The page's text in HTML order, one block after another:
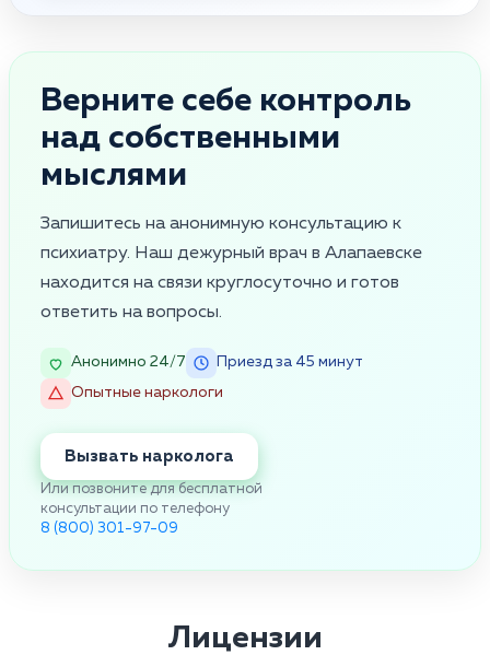
Верните себе контроль
над собственными
мыслями
Запишитесь на анонимную консультацию к
психиатру. Наш дежурный врач в Алапаевске
находится на связи круглосуточно и готов
ответить на вопросы.
Анонимно 24/7
Приезд за 45 минут
Опытные наркологи
Вызвать нарколога
Или позвоните для бесплатной
консультации по телефону
8 (800) 301-97-09
Лицензии